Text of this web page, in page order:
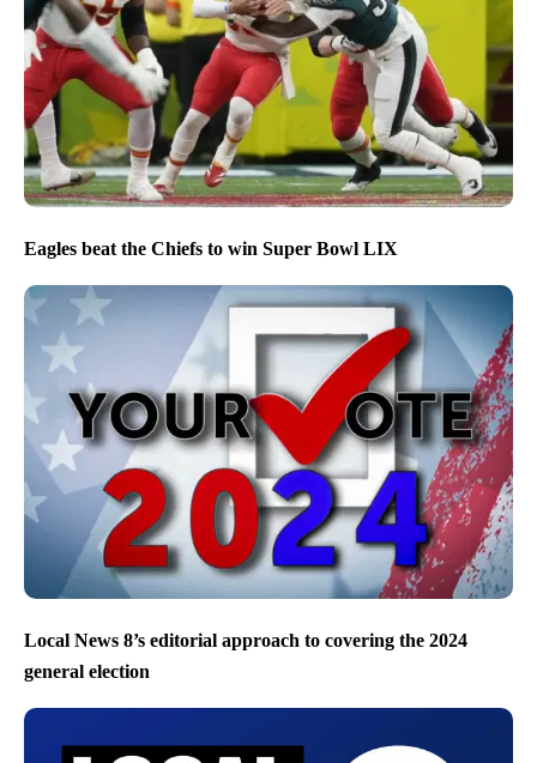
Eagles beat the Chiefs to win Super Bowl LIX
Local News 8’s editorial approach to covering the 2024
general election